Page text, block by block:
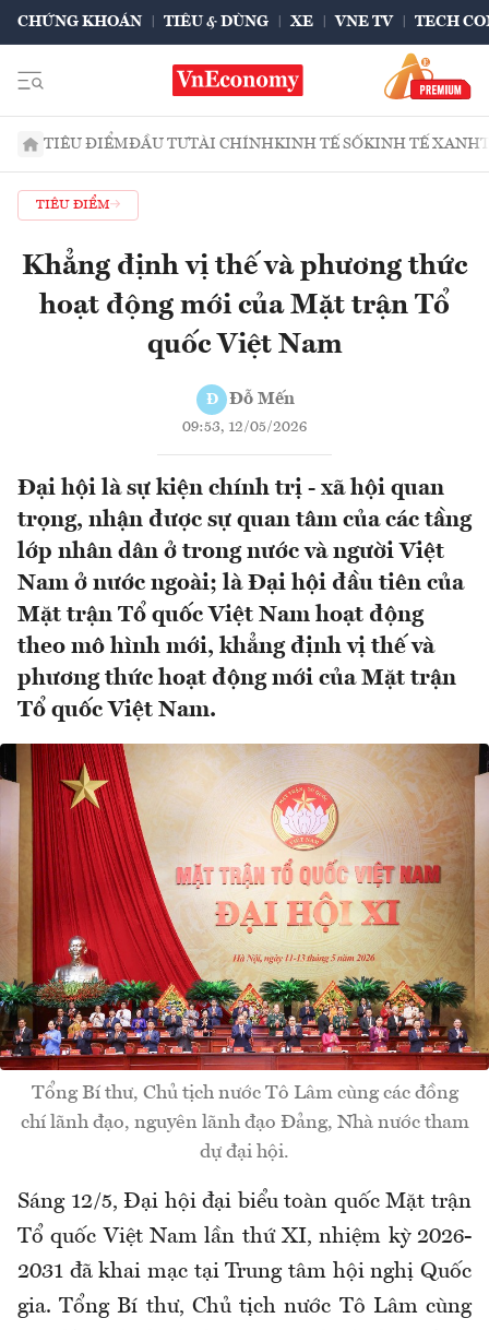
CHỨNG KHOÁN TIÊU & DÙNG XE VNE TV TECH
TIÊU ĐIỂMĐẦU TƯTÀI CHÍNHKINH TẾ SỐKINH TẾ XANH
TIÊU ĐIỂM
Khẳng định vị thế và phương thức
hoạt động mới của Mặt trận Tổ
quốc Việt Nam
Đ Đỗ Mến
09:53, 12/05/2026
Đại hội là sự kiện chính trị - xã hội quan
trọng, nhận được sự quan tâm của các tầng
lớp nhân dân ở trong nước và người Việt
Nam ở nước ngoài; là Đại hội đầu tiên của
Mặt trận Tổ quốc Việt Nam hoạt động
theo mô hình mới, khẳng định vị thế và
phương thức hoạt động mới của Mặt trận
Tổ quốc Việt Nam.
Tổng Bí thư, Chủ tịch nước Tô Lâm cùng các đồng
chí lãnh đạo, nguyên lãnh đạo Đảng, Nhà nước tham
dự đại hội.
Sáng 12/5, Đại hội đại biểu toàn quốc Mặt trận
Tổ quốc Việt Nam lần thứ XI, nhiệm kỳ 2026-
2031 đã khai mạc tại Trung tâm hội nghị Quốc
gia. Tổng Bí thư, Chủ tịch nước Tô Lâm cùng